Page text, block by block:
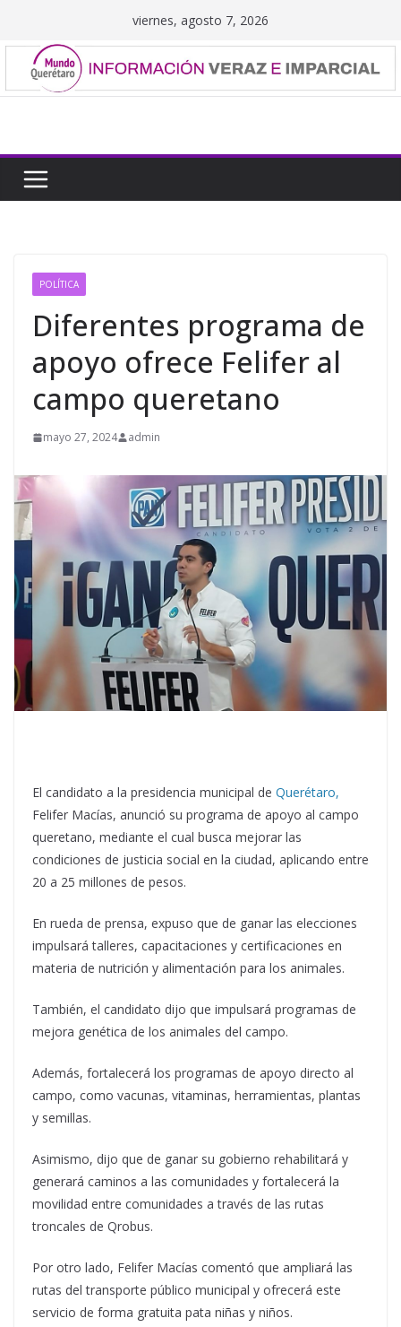
contenido
viernes, agosto 7, 2026
POLÍTICA
Diferentes programa de
apoyo ofrece Felifer al
campo queretano
mayo 27, 2024 admin
El candidato a la presidencia municipal de Querétaro,
Felifer Macías, anunció su programa de apoyo al campo
queretano, mediante el cual busca mejorar las
condiciones de justicia social en la ciudad, aplicando entre
20 a 25 millones de pesos.
En rueda de prensa, expuso que de ganar las elecciones
impulsará talleres, capacitaciones y certificaciones en
materia de nutrición y alimentación para los animales.
También, el candidato dijo que impulsará programas de
mejora genética de los animales del campo.
Además, fortalecerá los programas de apoyo directo al
campo, como vacunas, vitaminas, herramientas, plantas
y semillas.
Asimismo, dijo que de ganar su gobierno rehabilitará y
generará caminos a las comunidades y fortalecerá la
movilidad entre comunidades a través de las rutas
troncales de Qrobus.
Por otro lado, Felifer Macías comentó que ampliará las
rutas del transporte público municipal y ofrecerá este
servicio de forma gratuita pata niñas y niños.